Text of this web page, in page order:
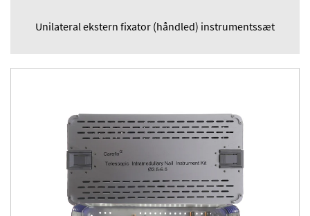
Unilateral ekstern fixator (håndled) instrumentssæt